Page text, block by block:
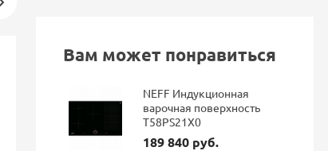
Скидка
Новинка
Вам может понравиться
NEFF Индукционная
варочная поверхность
T58PS21X0
189 840 руб.